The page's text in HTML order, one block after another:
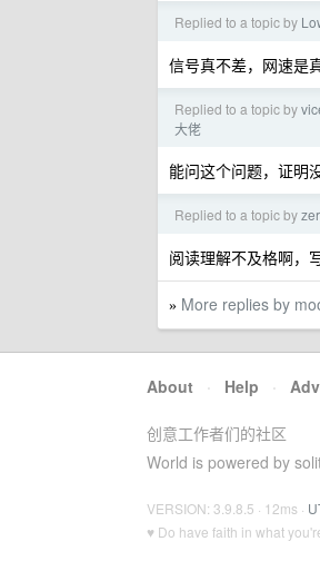
Replied to a topic by
信号真不差，网速是
Replied to a topic by
大佬
能问这个问题，证明
Replied to a topic by
阅读理解不及格啊，
» More replies by
About · Help ·
创意工作者们的社区
World is powered by
VERSION: 3.9.8.5 · 12ms ·
♥ Do have faith in what